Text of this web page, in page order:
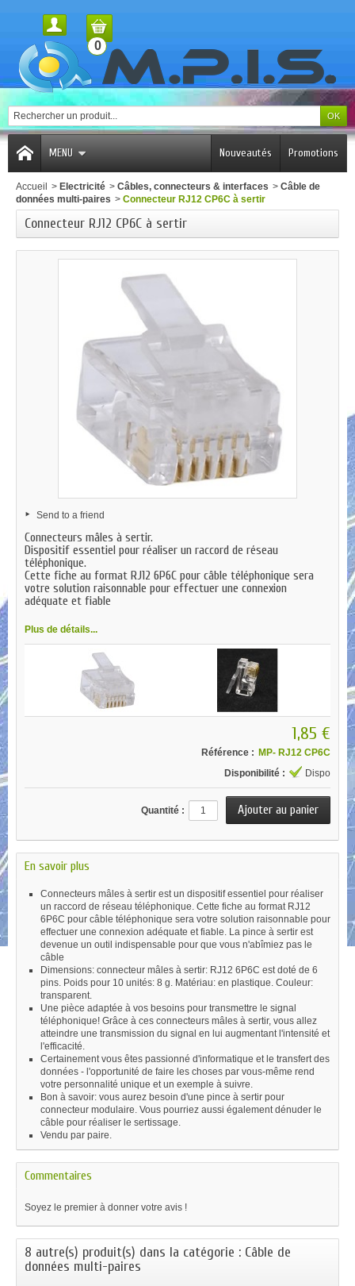
0
MENU Promotions
Nouveautés
Accueil > Electricité > Câbles, connecteurs & interfaces > Câble de
données multi-paires > Connecteur RJ12 CP6C à sertir
Connecteur RJ12 CP6C à sertir
Send to a friend
Connecteurs mâles à sertir.
Dispositif essentiel pour réaliser un raccord de réseau
téléphonique.
Cette fiche au format RJ12 6P6C pour câble téléphonique sera
votre solution raisonnable pour effectuer une connexion
adéquate et fiable
Plus de détails...
1,85 €
Référence : MP- RJ12 CP6C
Disponibilité :
Dispo
Quantité :
En savoir plus
Connecteurs mâles à sertir est un dispositif essentiel pour réaliser
un raccord de réseau téléphonique. Cette fiche au format RJ12
6P6C pour câble téléphonique sera votre solution raisonnable pour
effectuer une connexion adéquate et fiable. La pince à sertir est
devenue un outil indispensable pour que vous n'abîmiez pas le
câble
Dimensions: connecteur mâles à sertir: RJ12 6P6C est doté de 6
pins. Poids pour 10 unités: 8 g. Matériau: en plastique. Couleur:
transparent.
Une pièce adaptée à vos besoins pour transmettre le signal
téléphonique! Grâce à ces connecteurs mâles à sertir, vous allez
atteindre une transmission du signal en lui augmentant l'intensité et
l'efficacité.
Certainement vous êtes passionné d'informatique et le transfert des
données - l'opportunité de faire les choses par vous-même rend
votre personnalité unique et un exemple à suivre.
Bon à savoir: vous aurez besoin d'une pince à sertir pour
connecteur modulaire. Vous pourriez aussi également dénuder le
câble pour réaliser le sertissage.
Vendu par paire.
Commentaires
Soyez le premier à donner votre avis !
8 autre(s) produit(s) dans la catégorie : Câble de
données multi-paires